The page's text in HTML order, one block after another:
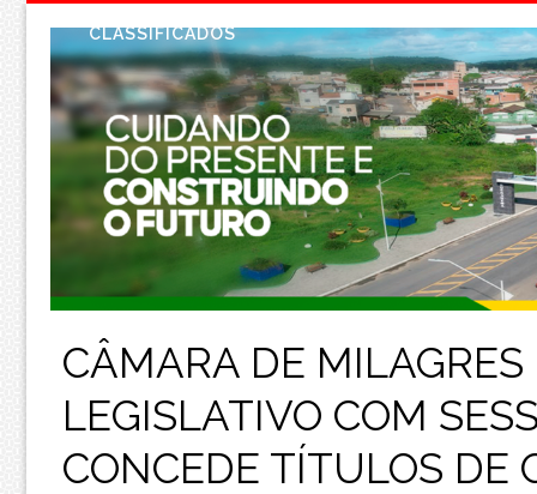
CLASSIFICADOS
CÂMARA DE MILAGRES
LEGISLATIVO COM
CONCEDE TÍTULOS DE